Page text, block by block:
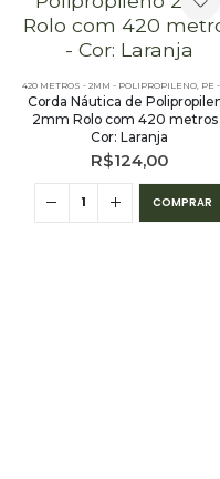
420 METROS - 2MM - POLIPROPILENO PE - 2MM - POLIPROPILENO
Corda Náutica de
2mm Rolo com 420 metros
Cor: Laranja
R$124,00
COMPRAR